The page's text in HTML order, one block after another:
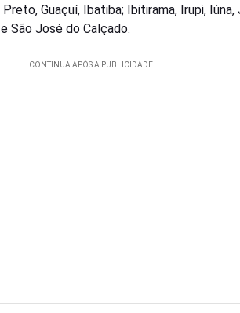
Guaçuí, Ibatiba; Ibitirama, Irupi, Iúna,
São José do Calçado.